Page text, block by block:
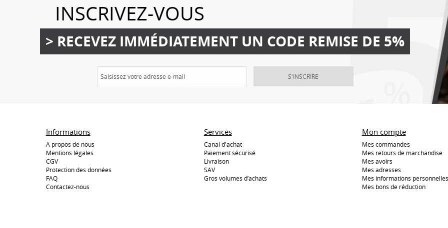
INSCRIVEZ-VOUS
> RECEVEZ IMMÉDIATEMENT UN CODE REMISE DE 5%
S'INSCRIRE
Informations
A propos de nous
Mentions légales
CGV
Protection des données
FAQ
Contactez-nous
Services
Canal d'achat
Paiement sécurisé
Livraison
SAV
Gros volumes d’achats
Mon compte
Mes commandes
Mes retours de marchandise
Mes avoirs
Mes adresses
Mes informations personnelles
Mes bons de réduction